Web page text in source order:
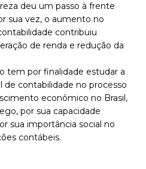
deu um passo à frente
sua vez, o aumento no
contribuiu
de renda e redução da
tem por finalidade estudar a
de contabilidade no processo
econômico no Brasil,
por sua capacidade
sua importância social no
contábeis.